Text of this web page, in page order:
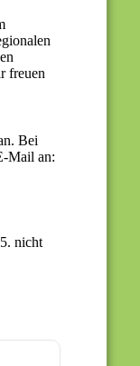
freuen
Bei
Mail an:
nicht